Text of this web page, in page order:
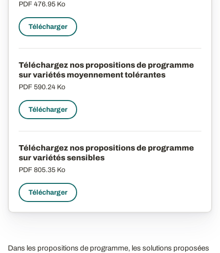
PDF 476.95 Ko
Télécharger
Téléchargez nos propositions de programme
sur variétés moyennement tolérantes
PDF 590.24 Ko
Télécharger
Téléchargez nos propositions de programme
sur variétés sensibles
PDF 805.35 Ko
Télécharger
Dans les propositions de programme, les solutions proposées